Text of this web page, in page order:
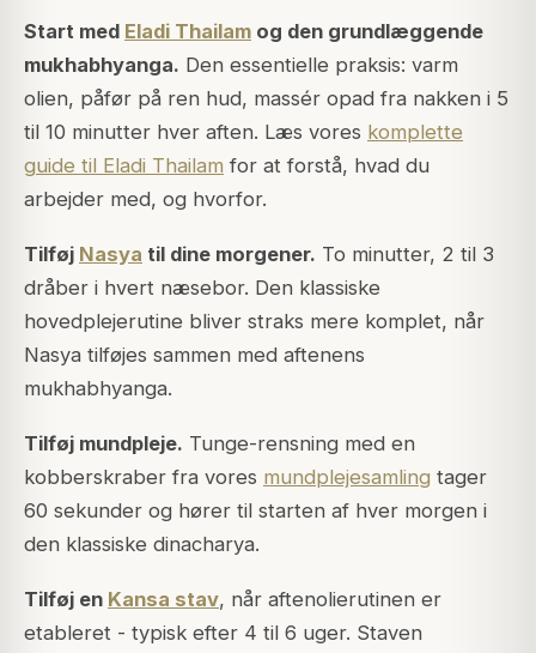
Start med Eladi Thailam og den grundlæggende
mukhabhyanga. Den essentielle praksis: varm
olien, påfør på ren hud, massér opad fra nakken i 5
til 10 minutter hver aften. Læs vores komplette
guide til Eladi Thailam for at forstå, hvad du
arbejder med, og hvorfor.
Tilføj Nasya til dine morgener. To minutter, 2 til 3
dråber i hvert næsebor. Den klassiske
hovedplejerutine bliver straks mere komplet, når
Nasya tilføjes sammen med aftenens
mukhabhyanga.
Tilføj mundpleje. Tunge-rensning med en
kobberskraber fra vores mundplejesamling tager
60 sekunder og hører til starten af hver morgen i
den klassiske dinacharya.
Tilføj en Kansa stav, når aftenolierutinen er
etableret - typisk efter 4 til 6 uger. Staven